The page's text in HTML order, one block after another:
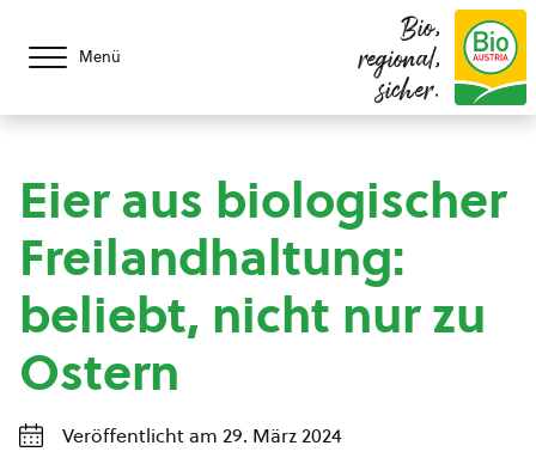
Menü
Bio,
regional,
sicher.
Eier aus biologischer
Freilandhaltung:
beliebt, nicht nur zu
Ostern
Veröffentlicht am 29. März 2024